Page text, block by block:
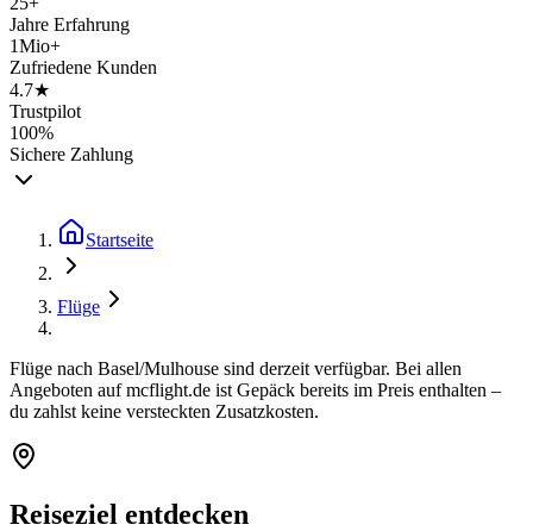
Jahre Erfahrung
1Mio+
Zufriedene Kunden
4.7★
Trustpilot
100%
Sichere Zahlung
Startseite
Flüge
Flüge nach Basel/Mulhouse sind derzeit verfügbar. Bei allen
Angeboten auf mcflight.de ist Gepäck bereits im Preis enthalten –
du zahlst keine versteckten Zusatzkosten.
Reiseziel entdecken